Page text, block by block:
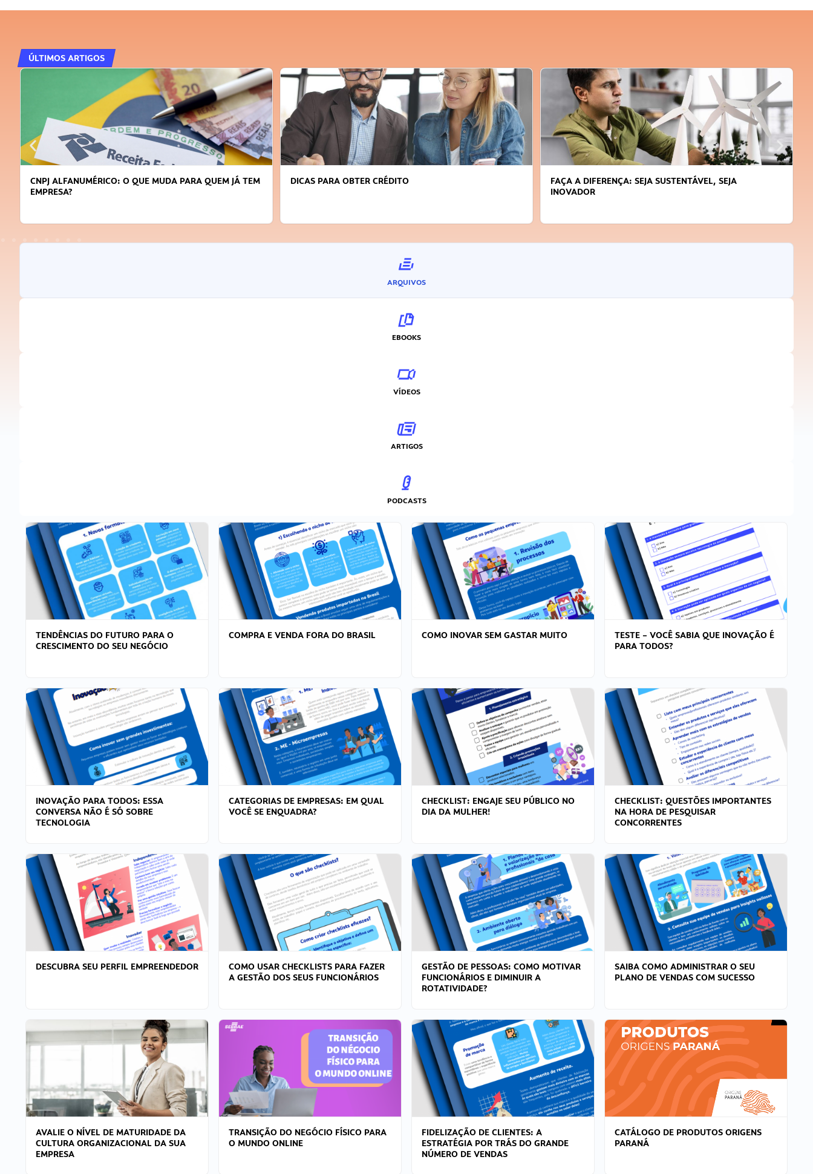
ÚLTIMOS ARTIGOS
CNPJ ALFANUMÉRICO: O QUE MUDA PARA QUEM JÁ TEM
EMPRESA?
DICAS PARA OBTER CRÉDITO
FAÇA A DIFERENÇA: SEJA SUSTENTÁVEL, SEJA
INOVADOR
ARQUIVOS
EBOOKS
VÍDEOS
ARTIGOS
PODCASTS
TENDÊNCIAS DO FUTURO PARA O
CRESCIMENTO DO SEU NEGÓCIO
COMPRA E VENDA FORA DO BRASIL COMO INOVAR SEM GASTAR MUITO
TESTE – VOCÊ SABIA QUE INOVAÇÃO É
PARA TODOS?
INOVAÇÃO PARA TODOS: ESSA
CONVERSA NÃO É SÓ SOBRE
TECNOLOGIA
CATEGORIAS DE EMPRESAS: EM QUAL
VOCÊ SE ENQUADRA?
CHECKLIST: ENGAJE SEU PÚBLICO NO
DIA DA MULHER!
CHECKLIST: QUESTÕES IMPORTANTES
NA HORA DE PESQUISAR
CONCORRENTES
DESCUBRA SEU PERFIL EMPREENDEDOR
COMO USAR CHECKLISTS PARA FAZER
A GESTÃO DOS SEUS FUNCIONÁRIOS
GESTÃO DE PESSOAS: COMO MOTIVAR
FUNCIONÁRIOS E DIMINUIR A
ROTATIVIDADE?
SAIBA COMO ADMINISTRAR O SEU
PLANO DE VENDAS COM SUCESSO
AVALIE O NÍVEL DE MATURIDADE DA
CULTURA ORGANIZACIONAL DA SUA
EMPRESA
TRANSIÇÃO DO NEGÓCIO FÍSICO PARA
O MUNDO ONLINE
FIDELIZAÇÃO DE CLIENTES: A
ESTRATÉGIA POR TRÁS DO GRANDE
NÚMERO DE VENDAS
CATÁLOGO DE PRODUTOS ORIGENS
PARANÁ